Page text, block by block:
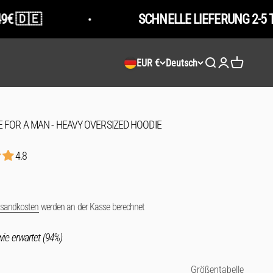
SCHNELLE LIEFERUNG 2-5 TAGE
EUR € Deutsch Suche öffnen
FOR A MAN - HEAVY OVERSIZED HOODIE
4.8
werden an der Kasse berechnet
erwartet (94%)
Größentabelle